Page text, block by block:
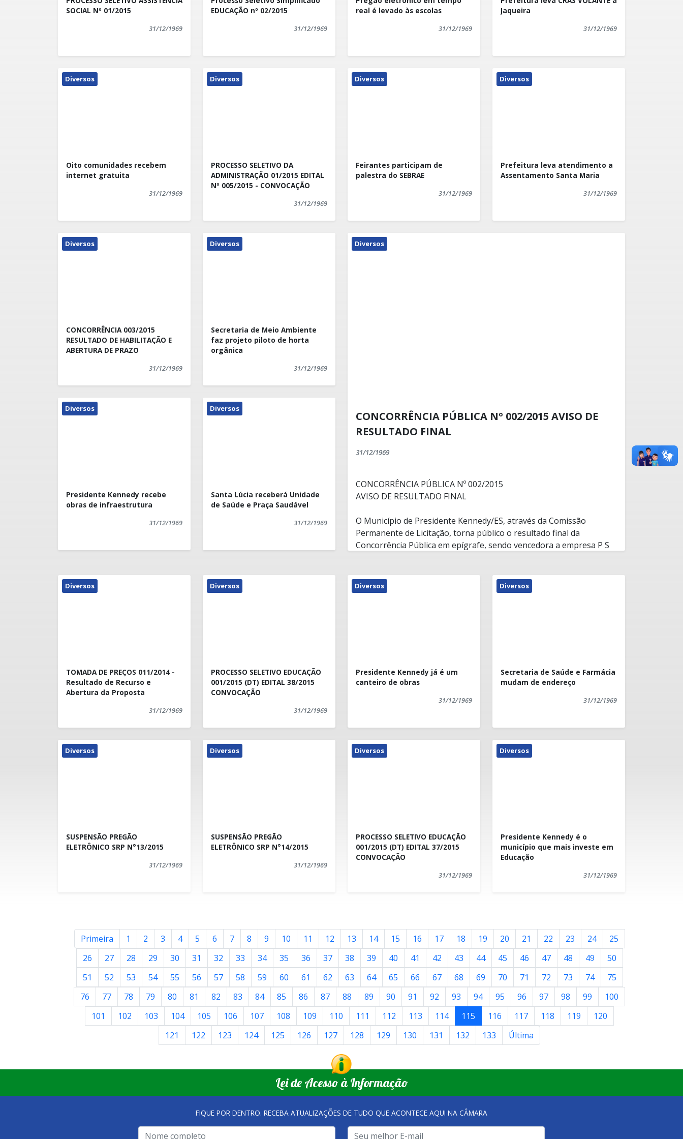
Público, mediante as condições estabelecidas neste Edital.
SOCIAL Nº 01/2015
31/12/1969
EDUCAÇÃO nº 02/2015
31/12/1969
real é levado às escolas
31/12/1969
Jaqueira
31/12/1969
Diversos
Oito comunidades recebem
internet gratuita
31/12/1969
Diversos
PROCESSO SELETIVO DA
ADMINISTRAÇÃO 01/2015 EDITAL
Nº 005/2015 - CONVOCAÇÃO
31/12/1969
Diversos
Feirantes participam de
palestra do SEBRAE
31/12/1969
Diversos
Prefeitura leva atendimento a
Assentamento Santa Maria
31/12/1969
Diversos
CONCORRÊNCIA 003/2015
RESULTADO DE HABILITAÇÃO E
ABERTURA DE PRAZO
31/12/1969
Diversos
Secretaria de Meio Ambiente
faz projeto piloto de horta
orgânica
31/12/1969
Diversos
Presidente Kennedy recebe
obras de infraestrutura
31/12/1969
Diversos
Santa Lúcia receberá Unidade
de Saúde e Praça Saudável
31/12/1969
Diversos
CONCORRÊNCIA PÚBLICA Nº 002/2015 AVISO DE
RESULTADO FINAL
31/12/1969
CONCORRÊNCIA PÚBLICA Nº 002/2015
AVISO DE RESULTADO FINAL
O Município de Presidente Kennedy/ES, através da Comissão
Permanente de Licitação, torna público o resultado final da
Concorrência Pública em epígrafe, sendo vencedora a empresa P S
e dezessete centavos). Deste modo, fica concedido o prazo de 05
(cinco) dias úteis para apresentação de recursos.
Presidente Kennedy/ES, 12/05/15.
Diversos
TOMADA DE PREÇOS 011/2014 -
Resultado de Recurso e
Abertura da Proposta
31/12/1969
Diversos
PROCESSO SELETIVO EDUCAÇÃO
001/2015 (DT) EDITAL 38/2015
CONVOCAÇÃO
31/12/1969
Diversos
Presidente Kennedy já é um
canteiro de obras
31/12/1969
Diversos
Secretaria de Saúde e Farmácia
mudam de endereço
31/12/1969
Diversos
SUSPENSÃO PREGÃO
ELETRÔNICO SRP N°13/2015
31/12/1969
Diversos
SUSPENSÃO PREGÃO
ELETRÔNICO SRP N°14/2015
31/12/1969
Diversos
PROCESSO SELETIVO EDUCAÇÃO
001/2015 (DT) EDITAL 37/2015
CONVOCAÇÃO
31/12/1969
Diversos
Presidente Kennedy é o
município que mais investe em
Educação
31/12/1969
Primeira 1 2 3 4 5 6 7 8 9 10 11 12 13 14 15 16 17 18 19 20 21 22 23 24
25
26
27 28 29 30 31 32 33 34 35 36 37 38 39 40 41 42 43 44 45 46 47 48 49
50
51
52 53 54 55 56 57 58 59 60 61 62 63 64 65 66 67 68 69 70 71 72 73 74
75
76
77 78 79 80 81 82 83 84 85 86 87 88 89 90 91 92 93 94 95 96 97 98 99
100
101
102 103 104 105 106 107 108 109 110 111 112 113 114 115 116 117 118 119
120
121
122 123 124 125 126 127 128 129 130 131 132 133 Última
Lei de Acesso à Informação
FIQUE POR DENTRO. RECEBA ATUALIZAÇÕES DE TUDO QUE ACONTECE AQUI NA CÂMARA